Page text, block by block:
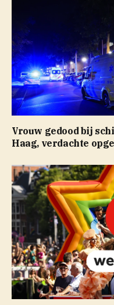
Vrouw gedood bij
Haag, verdachte